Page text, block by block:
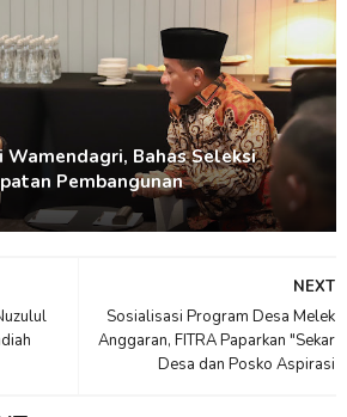
Wamendagri, Bahas Seleksi
Pembangunan
NEXT
Sosialisasi Program Desa Melek
Anggaran, FITRA Paparkan "Sekar
Desa dan Posko Aspirasi